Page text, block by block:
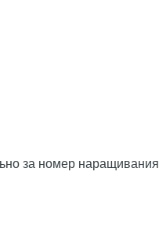
за номер наращивания